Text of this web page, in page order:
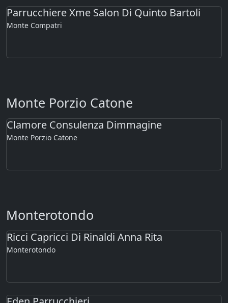
Parrucchiere Xme Salon Di Quinto Bartoli
Monte Compatri
Monte Porzio Catone
Clamore Consulenza Dimmagine
Monte Porzio Catone
Monterotondo
Ricci Capricci Di Rinaldi Anna Rita
Monterotondo